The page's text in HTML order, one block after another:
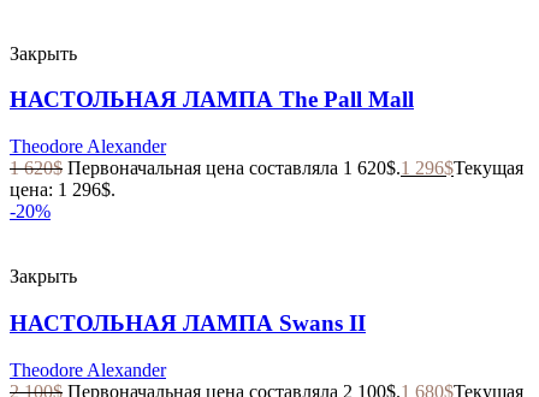
Закрыть
НАСТОЛЬНАЯ ЛАМПА The Pall Mall
Theodore Alexander
1 620$ Первоначальная цена составляла 1 620$.1 296$Текущая
цена: 1 296$.
-20%
Закрыть
НАСТОЛЬНАЯ ЛАМПА Swans II
Theodore Alexander
2 100$ Первоначальная цена составляла 2 100$.1 680$Текущая